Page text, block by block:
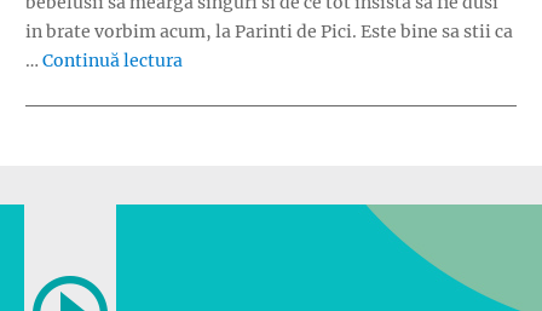
in brate vorbim acum, la Parinti de Pici. Este bine sa stii ca
… Continuă lectura